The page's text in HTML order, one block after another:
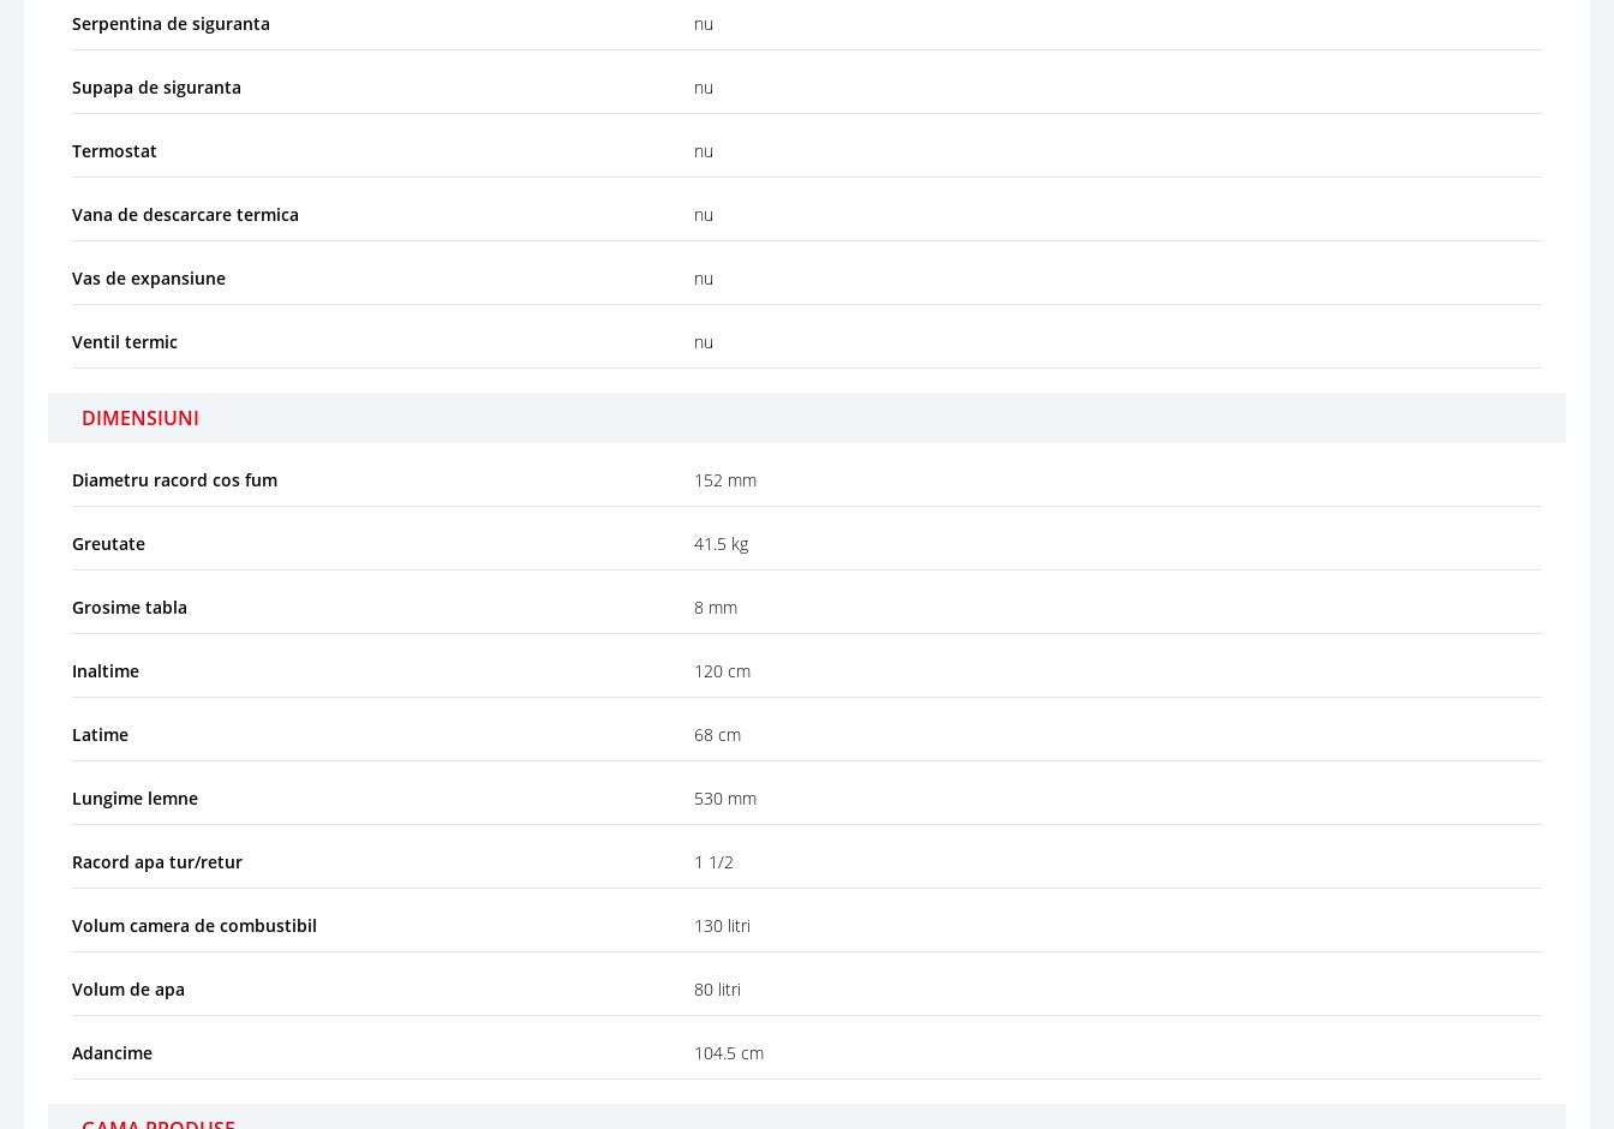
Serpentina de siguranta nu
Supapa de siguranta nu
Termostat nu
Vana de descarcare termica nu
Vas de expansiune nu
Ventil termic nu
DIMENSIUNI
Diametru racord cos fum 152 mm
Greutate 41.5 kg
Grosime tabla 8 mm
Inaltime 120 cm
Latime 68 cm
Lungime lemne 530 mm
Racord apa tur/retur 1 1/2
Volum camera de combustibil 130 litri
Volum de apa 80 litri
Adancime 104.5 cm